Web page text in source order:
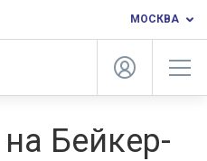
МОСКВА
Бейкер-